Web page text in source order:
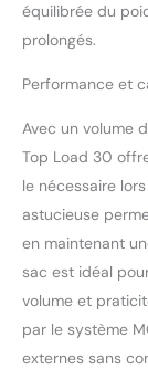
équilibrée du
prolongés.
Performance et
Avec un volume
Top Load 30
le nécessaire
astucieuse
en maintenant
sac est idéal
volume et
par le système
externes sans